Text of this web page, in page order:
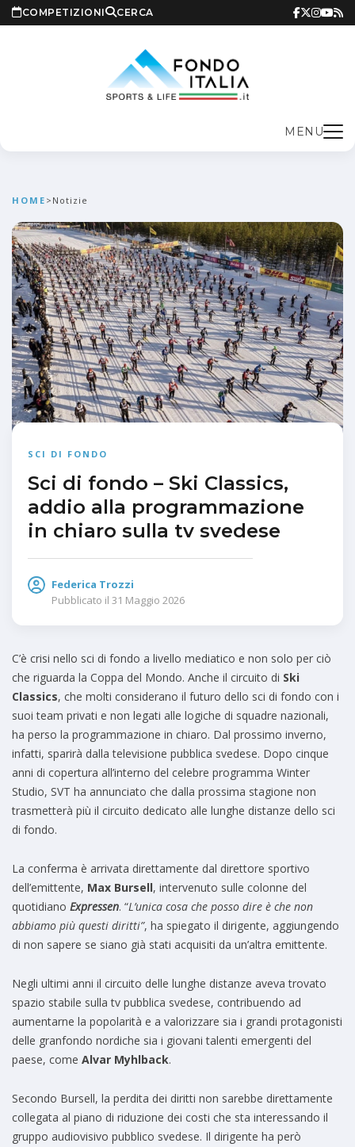
COMPETIZIONI CERCA
MENU
HOME > Notizie
SCI DI FONDO
Sci di fondo – Ski Classics,
addio alla programmazione
in chiaro sulla tv svedese
Federica Trozzi
Pubblicato il 31 Maggio 2026
C’è crisi nello sci di fondo a livello mediatico e non solo per ciò
che riguarda la Coppa del Mondo. Anche il circuito di Ski
Classics, che molti considerano il futuro dello sci di fondo con i
suoi team privati e non legati alle logiche di squadre nazionali,
ha perso la programmazione in chiaro. Dal prossimo inverno,
infatti, sparirà dalla televisione pubblica svedese. Dopo cinque
anni di copertura all’interno del celebre programma Winter
Studio, SVT ha annunciato che dalla prossima stagione non
trasmetterà più il circuito dedicato alle lunghe distanze dello sci
di fondo.
La conferma è arrivata direttamente dal direttore sportivo
dell’emittente, Max Bursell, intervenuto sulle colonne del
quotidiano Expressen. “L’unica cosa che posso dire è che non
abbiamo più questi diritti”, ha spiegato il dirigente, aggiungendo
di non sapere se siano già stati acquisiti da un’altra emittente.
Negli ultimi anni il circuito delle lunghe distanze aveva trovato
spazio stabile sulla tv pubblica svedese, contribuendo ad
aumentarne la popolarità e a valorizzare sia i grandi protagonisti
delle granfondo nordiche sia i giovani talenti emergenti del
paese, come Alvar Myhlback.
Secondo Bursell, la perdita dei diritti non sarebbe direttamente
collegata al piano di riduzione dei costi che sta interessando il
gruppo audiovisivo pubblico svedese. Il dirigente ha però